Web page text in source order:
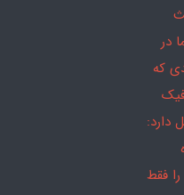
در
که
دارد:
فقط